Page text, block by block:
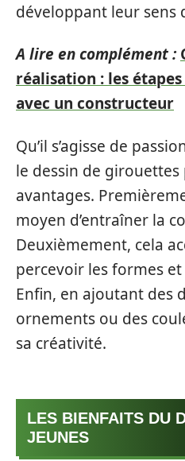
développant leur sens
A lire en complément :
réalisation : les
avec un constructeur
Qu’il s’agisse de
le dessin de
avantages.
moyen d’entraîner la
Deuxièmement, cela
percevoir les formes
Enfin, en ajoutant des
ornements ou des
sa créativité.
LES BIENFAITS DU
JEUNES